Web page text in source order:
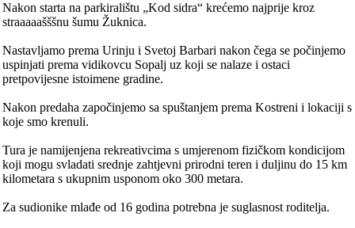
Nakon starta na parkiralištu „Kod sidra“ krećemo najprije kroz
straaaaašššnu šumu Žuknica.
Nastavljamo prema Urinju i Svetoj Barbari nakon čega se počinjemo
uspinjati prema vidikovcu Sopalj uz koji se nalaze i ostaci
pretpovijesne istoimene gradine.
Nakon predaha započinjemo sa spuštanjem prema Kostreni i lokaciji s
koje smo krenuli.
Tura je namijenjena rekreativcima s umjerenom fizičkom kondicijom
koji mogu svladati srednje zahtjevni prirodni teren i duljinu do 15 km
kilometara s ukupnim usponom oko 300 metara.
Za sudionike mlađe od 16 godina potrebna je suglasnost roditelja.